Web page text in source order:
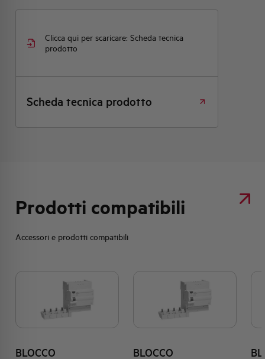
Clicca qui per scaricare: Scheda tecnica
prodotto
Scheda tecnica prodotto
Prodotti compatibili
Accessori e prodotti compatibili
BLOCCO
BLOCCO